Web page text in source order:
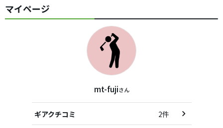
マイページ
mt-fujiさん
ギアクチコミ 2件